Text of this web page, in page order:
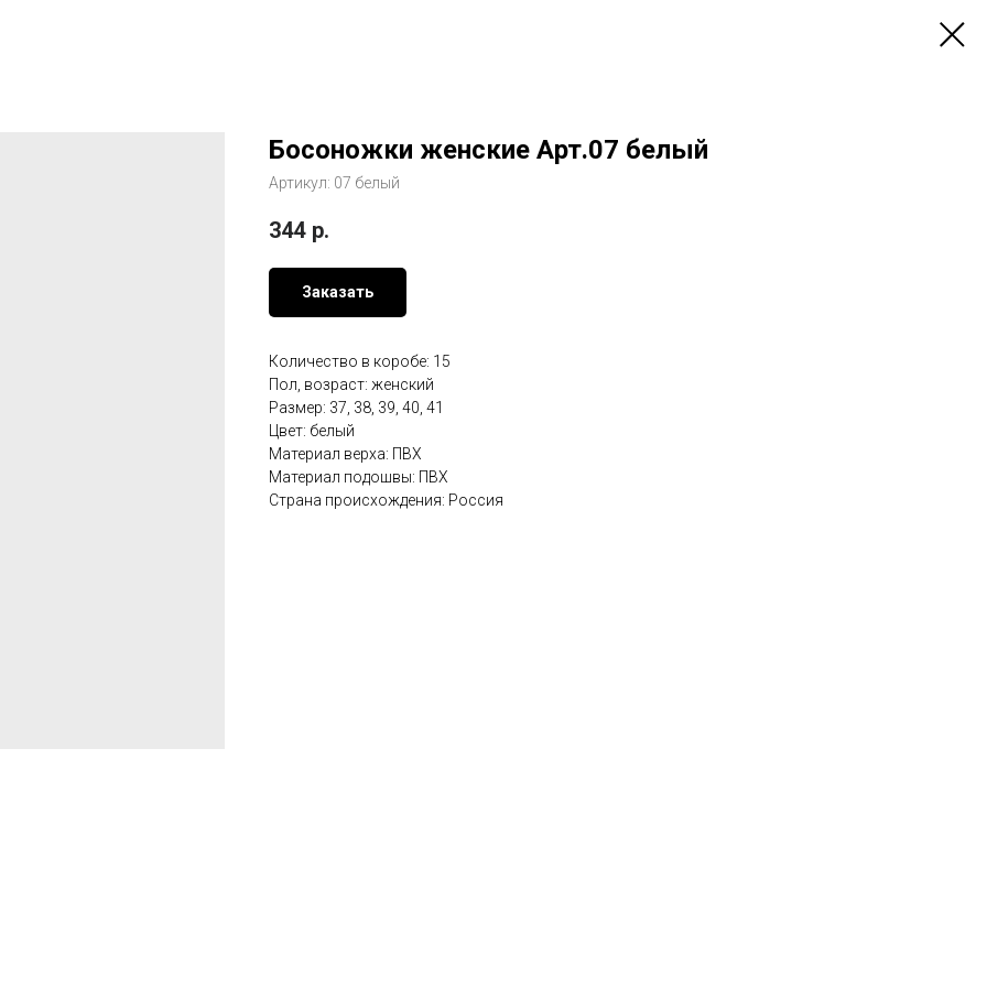
Босоножки женские Арт.07 белый
Артикул: 07 белый
344 р.
Заказать
Количество в коробе: 15
Пол, возраст: женский
Размер: 37, 38, 39, 40, 41
Цвет: белый
Материал верха: ПВХ
Материал подошвы: ПВХ
Страна происхождения: Россия